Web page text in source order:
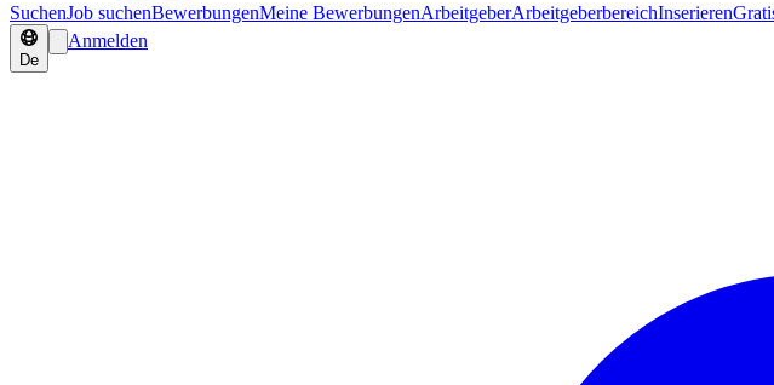
SuchenJob suchenBewerbungenMeine BewerbungenArbeitgeberArbeitgeberbereichInserieren
De
Anmelden